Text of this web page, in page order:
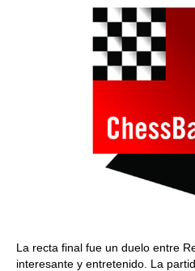
La recta final fue un duelo entre
interesante y entretenido. La